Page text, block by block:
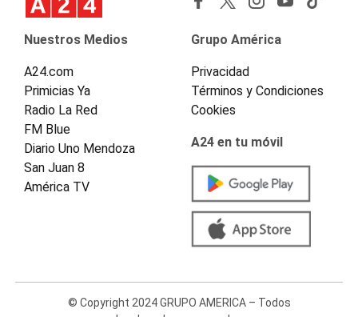
Nuestros Medios
A24.com
Primicias Ya
Radio La Red
FM Blue
Diario Uno Mendoza
San Juan 8
América TV
Grupo América
Privacidad
Términos y Condiciones
Cookies
A24 en tu móvil
© Copyright 2024 GRUPO AMERICA – Todos